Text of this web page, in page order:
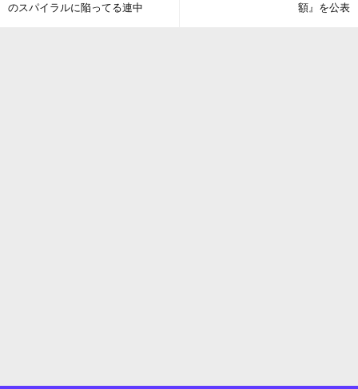
のスパイラルに陥ってる連中
額』を公表